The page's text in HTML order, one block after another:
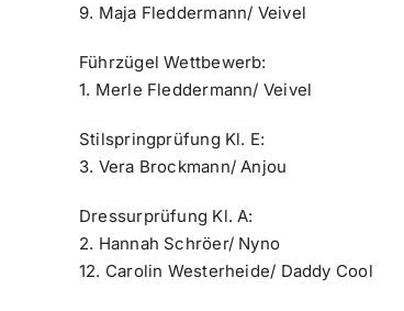
9. Maja Fleddermann/ Veivel
Führzügel Wettbewerb:
1. Merle Fleddermann/ Veivel
Stilspringprüfung Kl. E:
3. Vera Brockmann/ Anjou
Dressurprüfung Kl. A:
2. Hannah Schröer/ Nyno
12. Carolin Westerheide/ Daddy Cool